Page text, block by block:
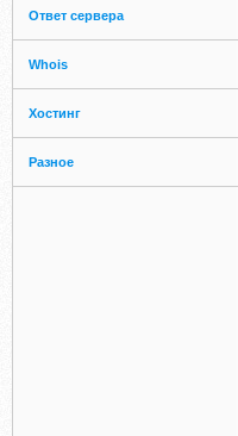
Ответ сервера
Whois
Хостинг
Разное